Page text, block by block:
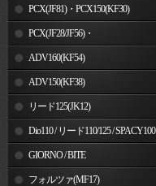
PCX(JF81)・PCX150(KF30)
PCX(JF28/JF56)・
PCX150(KF12/KF18)
ADV160(KF54)
ADV150(KF38)
リード125(JK12)
Dio110 / リード110/125 / SPACY100
GIORNO / BITE
フォルツァ(MF17)